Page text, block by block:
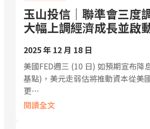
玉山投信｜聯準會三度
大幅上調經濟成長並啟
2025 年 12 月 18 日
美國FED週三 (10 日) 如預期宣布降
基點)，美元走弱估將推動資本從美
更…
閱讀全文